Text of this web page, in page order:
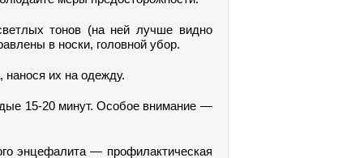
тонов (на ней лучше видно
в носки, головной убор.
их на одежду.
15-20 минут. Особое внимание —
энцефалита — профилактическая